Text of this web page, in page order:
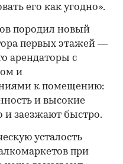
его как угодно».
породил новый
первых этажей —
арендаторы с
и
к помещению:
и высокие
и заезжают быстро.
усталость
при